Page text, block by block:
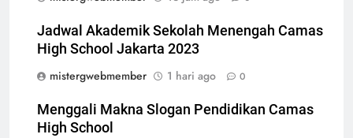
Jadwal Akademik Sekolah Menengah Camas
High School Jakarta 2023
mistergwebmember
1 hari ago 0
Menggali Makna Slogan Pendidikan Camas
High School